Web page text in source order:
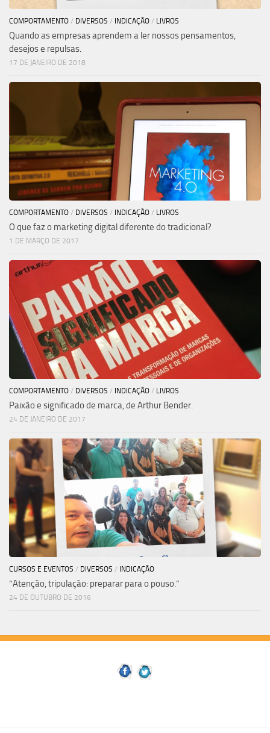
COMPORTAMENTO / DIVERSOS / INDICAÇÃO / LIVROS
Quando as empresas aprendem a ler nossos pensamentos,
desejos e repulsas.
17 DE JANEIRO DE 2018
COMPORTAMENTO / DIVERSOS / INDICAÇÃO / LIVROS
O que faz o marketing digital diferente do tradicional?
1 DE MARÇO DE 2017
COMPORTAMENTO / DIVERSOS / INDICAÇÃO / LIVROS
Paixão e significado de marca, de Arthur Bender.
24 DE JANEIRO DE 2017
CURSOS E EVENTOS / DIVERSOS / INDICAÇÃO
“Atenção, tripulação: preparar para o pouso.”
24 DE OUTUBRO DE 2016